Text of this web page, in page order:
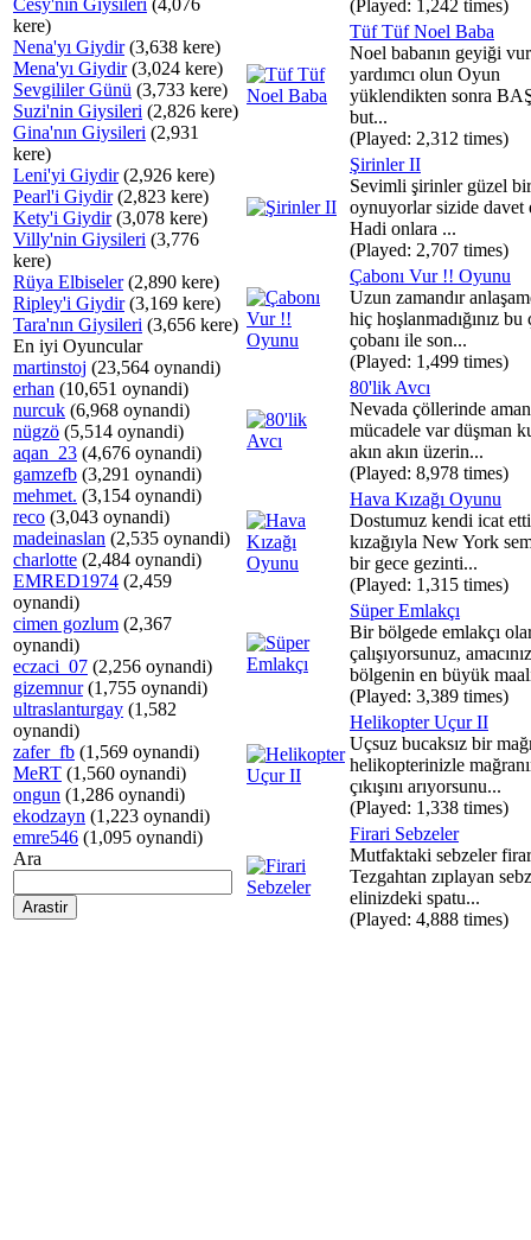
Cesy'nin Giysileri (4,076
kere)
Nena'yı Giydir(3,638 kere)
Mena'yı Giydir(3,024 kere)
Sevgililer Günü (3,733 kere)
Suzi'nin Giysileri (2,826 kere)
Gina'nın Giysileri (2,931
kere)
Leni'yi Giydir(2,926 kere)
Pearl'i Giydir(2,823 kere)
Kety'i Giydir(3,078 kere)
Villy'nin Giysileri (3,776
kere)
Rüya Elbiseler(2,890 kere)
Ripley'i Giydir(3,169 kere)
Tara'nın Giysileri (3,656 kere)
En iyi Oyuncular
martinstoj (23,564 oynandi)
erhan (10,651 oynandi)
nurcuk (6,968 oynandi)
nügzö (5,514 oynandi)
aqan_23 (4,676 oynandi)
gamzefb (3,291 oynandi)
mehmet. (3,154 oynandi)
reco (3,043 oynandi)
madeinaslan (2,535 oynandi)
charlotte (2,484 oynandi)
EMRED1974 (2,459
oynandi)
cimen gozlum (2,367
oynandi)
eczaci_07 (2,256 oynandi)
gizemnur(1,755 oynandi)
ultraslanturgay (1,582
oynandi)
zafer_fb (1,569 oynandi)
MeRT (1,560 oynandi)
ongun (1,286 oynandi)
ekodzayn (1,223 oynandi)
emre546 (1,095 oynandi)
Ara
(Played: 1,242 times)
Tüf Tüf Noel Baba
Noel babanın geyiği
yardımcı olun Oyun
yüklendikten sonra
but...
(Played: 2,312 times)
Şirinler II
Sevimli şirinler güzel
oynuyorlar sizide davet
Hadi onlara ...
(Played: 2,707 times)
Çabonı Vur !! Oyunu
Uzun zamandır
hiç hoşlanmadığınız
çobanı ile son...
(Played: 1,499 times)
80'lik Avcı
Nevada çöllerinde
mücadele var düşman
akın akın üzerin...
(Played: 8,978 times)
Hava Kızağı Oyunu
Dostumuz kendi icat
kızağıyla New York
bir gece gezinti...
(Played: 1,315 times)
Süper Emlakçı
Bir bölgede emlakçı
çalışıyorsunuz, amacınız
bölgenin en büyük
(Played: 3,389 times)
Helikopter Uçur II
Uçsuz bucaksız bir
helikopterinizle
çıkışını arıyorsunu...
(Played: 1,338 times)
Firari Sebzeler
Mutfaktaki sebzeler
Tezgahtan zıplayan
elinizdeki spatu...
(Played: 4,888 times)